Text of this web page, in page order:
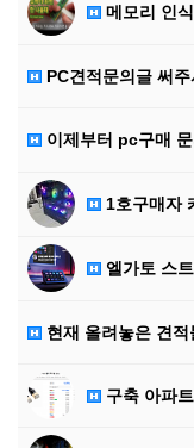
메모리 인식이 잘
PC견적문의글 써
이제부터 pc구매
1호구매자
엘가토 스
현재 올려놓은 견적들 검
구축 아파트나 주